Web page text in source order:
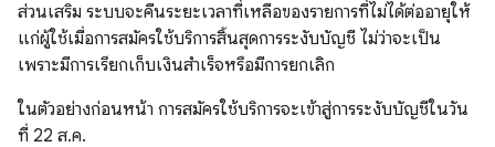
ส่วนเสริม ระบบจะคืนระยะเวลาที่เหลือของรายการที่ไม่ได้ต่ออายุให้
แก่ผู้ใช้เมื่อการสมัครใช้บริการสิ้นสุดการระงับบัญชี ไม่ว่าจะเป็น
เพราะมีการเรียกเก็บเงินสำเร็จหรือมีการยกเลิก
ในตัวอย่างก่อนหน้า การสมัครใช้บริการจะเข้าสู่การระงับบัญชีในวัน
ที่ 22 ส.ค.